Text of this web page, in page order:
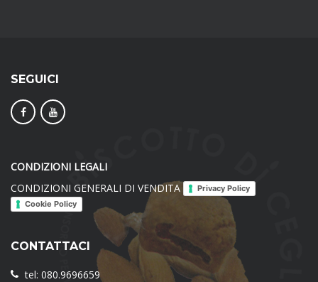
SEGUICI
CONDIZIONI LEGALI
CONDIZIONI GENERALI DI VENDITA
Privacy Policy
Cookie Policy
CONTATTACI
tel: 080.9696659